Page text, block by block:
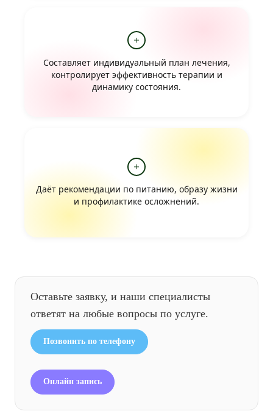
Составляет индивидуальный план лечения,
контролирует эффективность терапии и
динамику состояния.
Даёт рекомендации по питанию, образу жизни
и профилактике осложнений.
Оставьте заявку, и наши специалисты
ответят на любые вопросы по услуге.
Позвонить по телефону
Онлайн запись